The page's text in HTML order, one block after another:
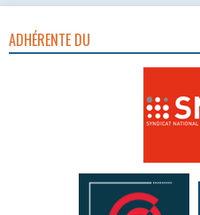
ADHÉRENTE DU